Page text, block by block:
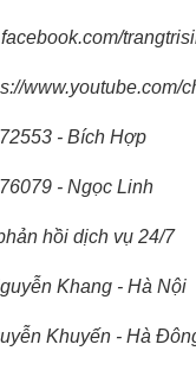
www.youtube.com/
- Bích Hợp
- Ngọc Linh
hồi dịch vụ 24/7
Khang - Hà Nội
Khuyến - Hà